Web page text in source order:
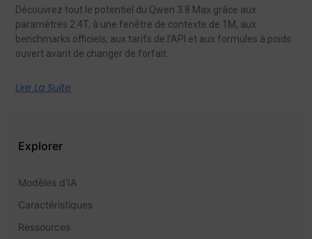
Découvrez tout le potentiel du Qwen 3.8 Max grâce aux
paramètres 2.4T, à une fenêtre de contexte de 1M, aux
benchmarks officiels, aux tarifs de l'API et aux formules à poids
ouvert avant de changer de forfait.
Lire La Suite
Explorer
Modèles d'IA
Caractéristiques
Ressources